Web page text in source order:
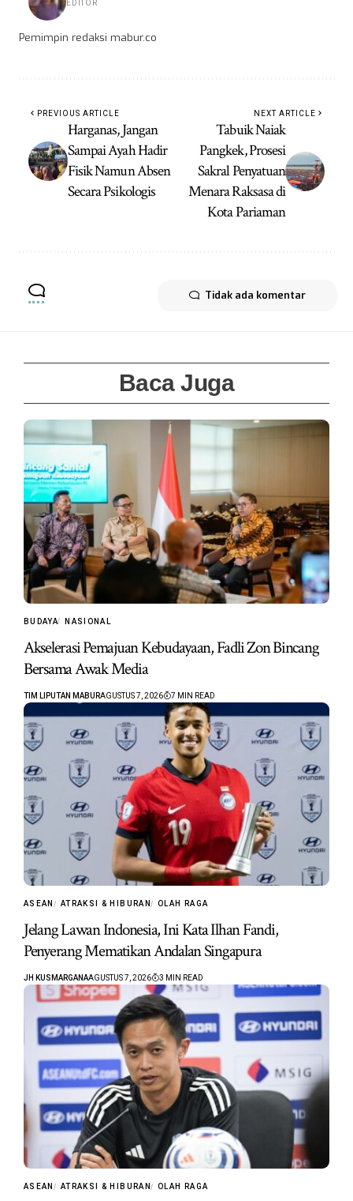
EDITOR
Pemimpin redaksi mabur.co
PREVIOUS ARTICLE
Harganas, Jangan
Sampai Ayah Hadir
Fisik Namun Absen
Secara Psikologis
NEXT ARTICLE
Tabuik Naiak
Pangkek, Prosesi
Sakral Penyatuan
Menara Raksasa di
Kota Pariaman
Tidak ada komentar
Baca Juga
BUDAYA NASIONAL
Akselerasi Pemajuan Kebudayaan, Fadli Zon Bincang
Bersama Awak Media
TIM LIPUTAN MABURAGUSTUS 7, 2026 7 MIN READ
ASEAN ATRAKSI & HIBURAN OLAH RAGA
Jelang Lawan Indonesia, Ini Kata Ilhan Fandi,
Penyerang Mematikan Andalan Singapura
JH KUSMARGANAAGUSTUS 7, 2026 3 MIN READ
ASEAN ATRAKSI & HIBURAN OLAH RAGA